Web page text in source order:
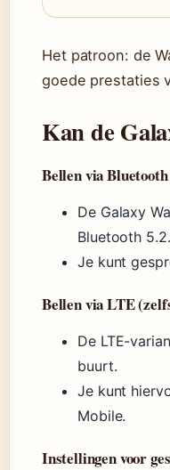
Het patroon: de
goede prestaties
Kan de
Bellen via Bluetooth
De Galaxy
Bluetooth 5.2.
Je kunt
Bellen via LTE
De LTE-
buurt.
Je kunt
Mobile.
Instellingen voor